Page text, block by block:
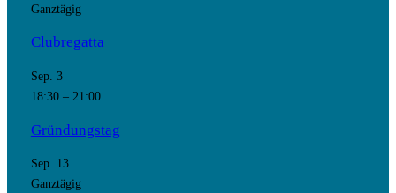
Ganztägig
Clubregatta
Sep. 3
18:30– 21:00
Gründungstag
Sep. 13
Ganztägig